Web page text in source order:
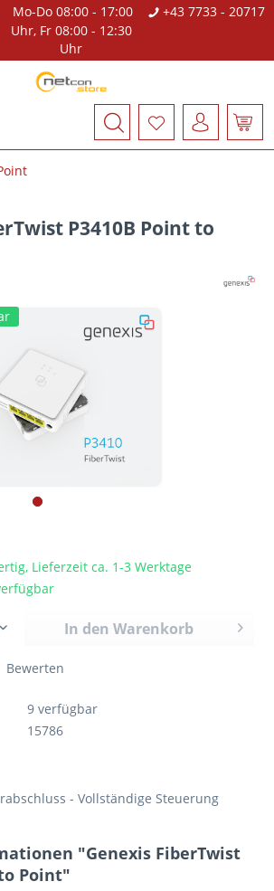
Mo-Do 08:00 - 17:00
Uhr, Fr 08:00 - 12:30
Uhr
+43 7733 - 20717
P3410B Point to
Lieferzeit ca. 1-3 Werktage
In den Warenkorb
Bewerten
9 verfügbar
15786
- Vollständige Steuerung
"Genexis FiberTwist
Point"